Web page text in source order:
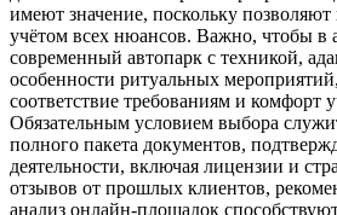
имеют значение, поскольку
учётом всех нюансов. Важно, чтобы в
современный автопарк с техникой,
особенности ритуальных
соответствие требованиям и комфорт
Обязательным условием выбора
полного пакета документов,
деятельности, включая лицензии и
отзывов от прошлых клиентов,
анализ онлайн-площадок